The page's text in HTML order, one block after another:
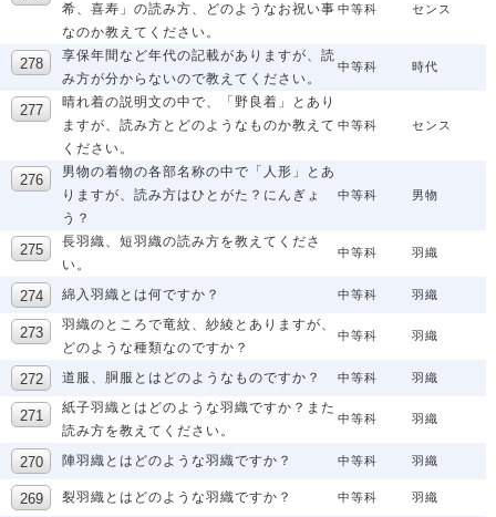
希、喜寿」の読み方、どのようなお祝い事
なのか教えてください。
中等科 センス
享保年間など年代の記載がありますが、読
み方が分からないので教えてください。
中等科 時代
晴れ着の説明文の中で、「野良着」とあり
ますが、読み方とどのようなものか教えて
ください。
中等科 センス
男物の着物の各部名称の中で「人形」とあ
りますが、読み方はひとがた？にんぎょ
う？
中等科 男物
長羽織、短羽織の読み方を教えてくださ
い。
中等科 羽織
綿入羽織とは何ですか？ 中等科 羽織
羽織のところで竜紋、紗綾とありますが、
どのような種類なのですか？
中等科 羽織
道服、胴服とはどのようなものですか？ 中等科 羽織
紙子羽織とはどのような羽織ですか？また
読み方を教えてください。
中等科 羽織
陣羽織とはどのような羽織ですか？ 中等科 羽織
裂羽織とはどのような羽織ですか？ 中等科 羽織